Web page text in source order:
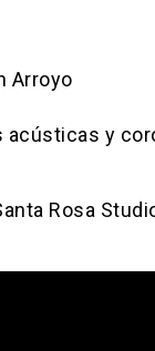
Arroyo
acústicas y
Rosa